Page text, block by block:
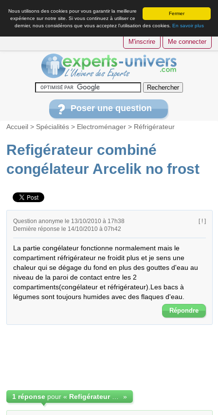
Fermer
Nous utilisons des cookies pour vous garantir la meilleure
expérience sur notre site. Si vous continuez à utiliser ce
dernier, nous considérons que vous acceptez l’utilisation des cookies. En savoir plus
M'inscrire Me connecter
Poser une question
Accueil > Spécialités > Electroménager > Réfrigérateur
Refigérateur combiné
congélateur Arcelik no frost
Question anonyme le 13/10/2010 à 17h38
Dernière réponse le 14/10/2010 à 07h42
[ ! ]
La partie congélateur fonctionne normalement mais le
compartiment réfrigérateur ne froidit plus et je sens une
chaleur qui se dégage du fond en plus des gouttes d'eau au
niveau de la paroi de contact entre les 2
compartiments(congélateur et réfrigérateur).Les bacs à
légumes sont toujours humides avec des flaques d'eau.
Répondre
1 réponse pour « »